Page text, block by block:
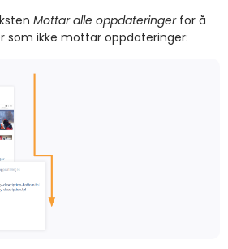
Mottar alle oppdateringerfor å
som ikke mottar oppdateringer: